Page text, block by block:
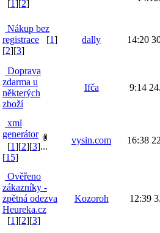
[1][2]
Nákup bez
registrace [1]
[2][3]
dally 14:20
Doprava
zdarma u
některých
zboží
Ifča 9:14
xml
generátor
[1][2][3]...
[15]
vysin.com 16:38
Ověřeno
zákazníky -
zpětná odezva
Heureka.cz
[1][2][3]
Kozoroh 12:39